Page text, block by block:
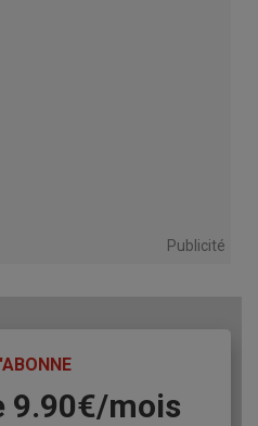
Publicité
9.90€/mois